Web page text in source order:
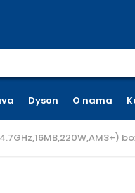
Dyson O nama